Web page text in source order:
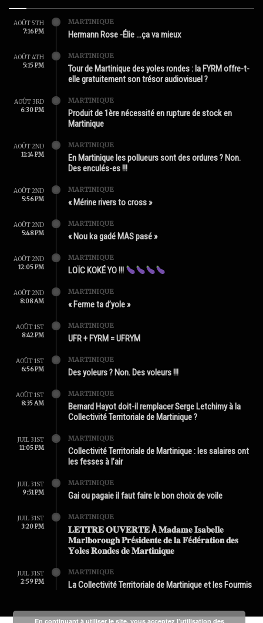
AOÛT 5TH
7:16 PM
MARTINIQUE
Hermann Rose -Élie …ça va mieux
AOÛT 4TH
5:15 PM
MARTINIQUE
Tour de Martinique des yoles rondes : la FYRM offre-t-
elle gratuitement son trésor audiovisuel ?
AOÛT 3RD
6:30 PM
MARTINIQUE
Produit de 1ère nécessité en rupture de stock en
Martinique
AOÛT 2ND
11:14 PM
MARTINIQUE
En Martinique les pollueurs sont des ordures ? Non.
Des enculés-es !!!
AOÛT 2ND
5:56 PM
MARTINIQUE
« Mérine rivers to cross »
AOÛT 2ND
5:48 PM
MARTINIQUE
« Nou ka gadé MAS pasé »
AOÛT 2ND
12:05 PM
MARTINIQUE
LOÏC KOKÉ YO !!!
AOÛT 2ND
8:08 AM
MARTINIQUE
« Ferme ta d’yole »
AOÛT 1ST
8:42 PM
MARTINIQUE
UFR + FYRM = UFRYM
AOÛT 1ST
6:56 PM
MARTINIQUE
Des yoleurs ? Non. Des voleurs !!!
AOÛT 1ST
8:35 AM
MARTINIQUE
Bernard Hayot doit-il remplacer Serge Letchimy à la
Collectivité Territoriale de Martinique ?
JUIL 31ST
11:05 PM
MARTINIQUE
Collectivité Territoriale de Martinique : les salaires ont
les fesses à l’air
JUIL 31ST
9:51 PM
MARTINIQUE
Gai ou pagaie il faut faire le bon choix de voile
JUIL 31ST
3:20 PM
MARTINIQUE
𝐋𝐄𝐓𝐓𝐑𝐄 𝐎𝐔𝐕𝐄𝐑𝐓𝐄 À 𝐌𝐚𝐝𝐚𝐦𝐞 𝐈𝐬𝐚𝐛𝐞𝐥𝐥𝐞
𝐌𝐚𝐫𝐥𝐛𝐨𝐫𝐨𝐮𝐠𝐡 𝐏𝐫é𝐬𝐢𝐝𝐞𝐧𝐭𝐞 𝐝𝐞 𝐥𝐚 𝐅é𝐝é𝐫𝐚𝐭𝐢𝐨𝐧 𝐝𝐞𝐬
𝐘𝐨𝐥𝐞𝐬 𝐑𝐨𝐧𝐝𝐞𝐬 𝐝𝐞 𝐌𝐚𝐫𝐭𝐢𝐧𝐢𝐪𝐮𝐞
JUIL 31ST
2:59 PM
MARTINIQUE
La Collectivité Territoriale de Martinique et les Fourmis
En continuant à utiliser le site, vous acceptez l’utilisation des